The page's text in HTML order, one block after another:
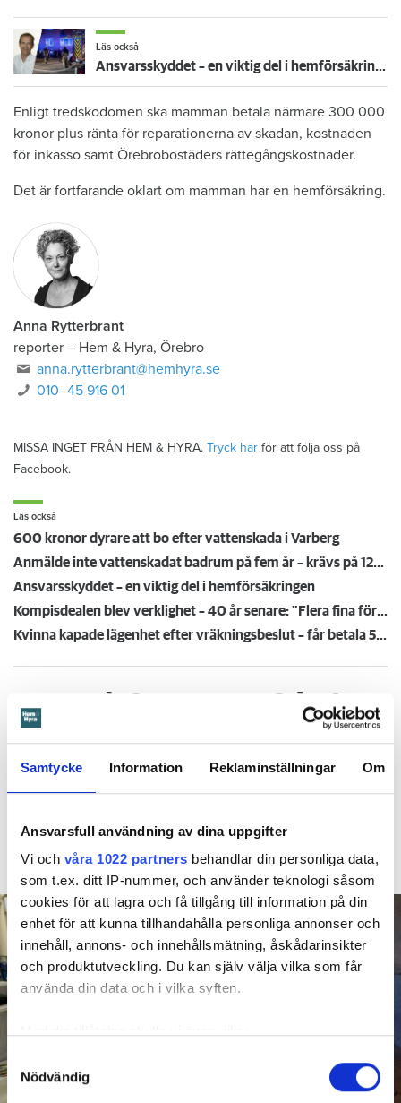
Samtycke Information Reklaminställningar Om
Ansvarsfull användning av dina uppgifter
Vi och våra 1022 partners behandlar din personliga data,
som t.ex. ditt IP-nummer, och använder teknologi såsom
cookies för att lagra och få tillgång till information på din
enhet för att kunna tillhandahålla personliga annonser och
innehåll, annons- och innehållsmätning, åskådarinsikter
och produktutveckling. Du kan själv välja vilka som får
använda din data och i vilka syften.
som kan ha en noggrannhet på upp till flera meter
Samtyckesval
Nödvändig
Läs också
Ansvarsskyddet – en viktig del i hemförsäkringen
Enligt tredskodomen ska mamman betala närmare 300 000
kronor plus ränta för reparationerna av skadan, kostnaden
för inkasso samt Örebrobostäders rättegångskostnader.
Det är fortfarande oklart om mamman har en hemförsäkring.
Anna Rytterbrant
reporter – Hem & Hyra, Örebro
anna.rytterbrant@hemhyra.se
010- 45 916 01
MISSA INGET FRÅN HEM & HYRA. Tryck här för att följa oss på
Facebook.
Läs också
600 kronor dyrare att bo efter vattenskada i Varberg
Anmälde inte vattenskadat badrum på fem år – krävs på 125 000 kronor
Ansvarsskyddet – en viktig del i hemförsäkringen
Kompisdealen blev verklighet – 40 år senare: "Flera fina fördelar med att dela bostad"
Kvinna kapade lägenhet efter vräkningsbeslut – får betala 50 000
Larmade inte om spricka i
duschen – vräks efter 30 år
4 AUGUSTI KL 08:30
duschen som medförde en omfattande vattenskada. Nu
längre tid på sig att flytta efter att domen överklagats.